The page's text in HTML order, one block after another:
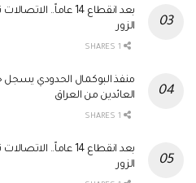
بعد انقطاع 14 عاماً..
الزور
منفذ البوكمال الحدودي يسجل
العائدين من العراق
بعد انقطاع 14 عاماً..
الزور